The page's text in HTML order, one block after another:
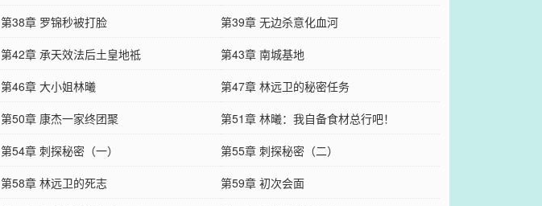
第38章 罗锦秒被打脸
第39章 无边杀意化血河
第42章 承天效法后土皇地祗
第43章 南城基地
第46章 大小姐林曦
第47章 林远卫的秘密任务
第50章 康杰一家终团聚
第51章 林曦：我自备食材总行吧！
第54章 刺探秘密（一）
第55章 刺探秘密（二）
第58章 林远卫的死志
第59章 初次会面